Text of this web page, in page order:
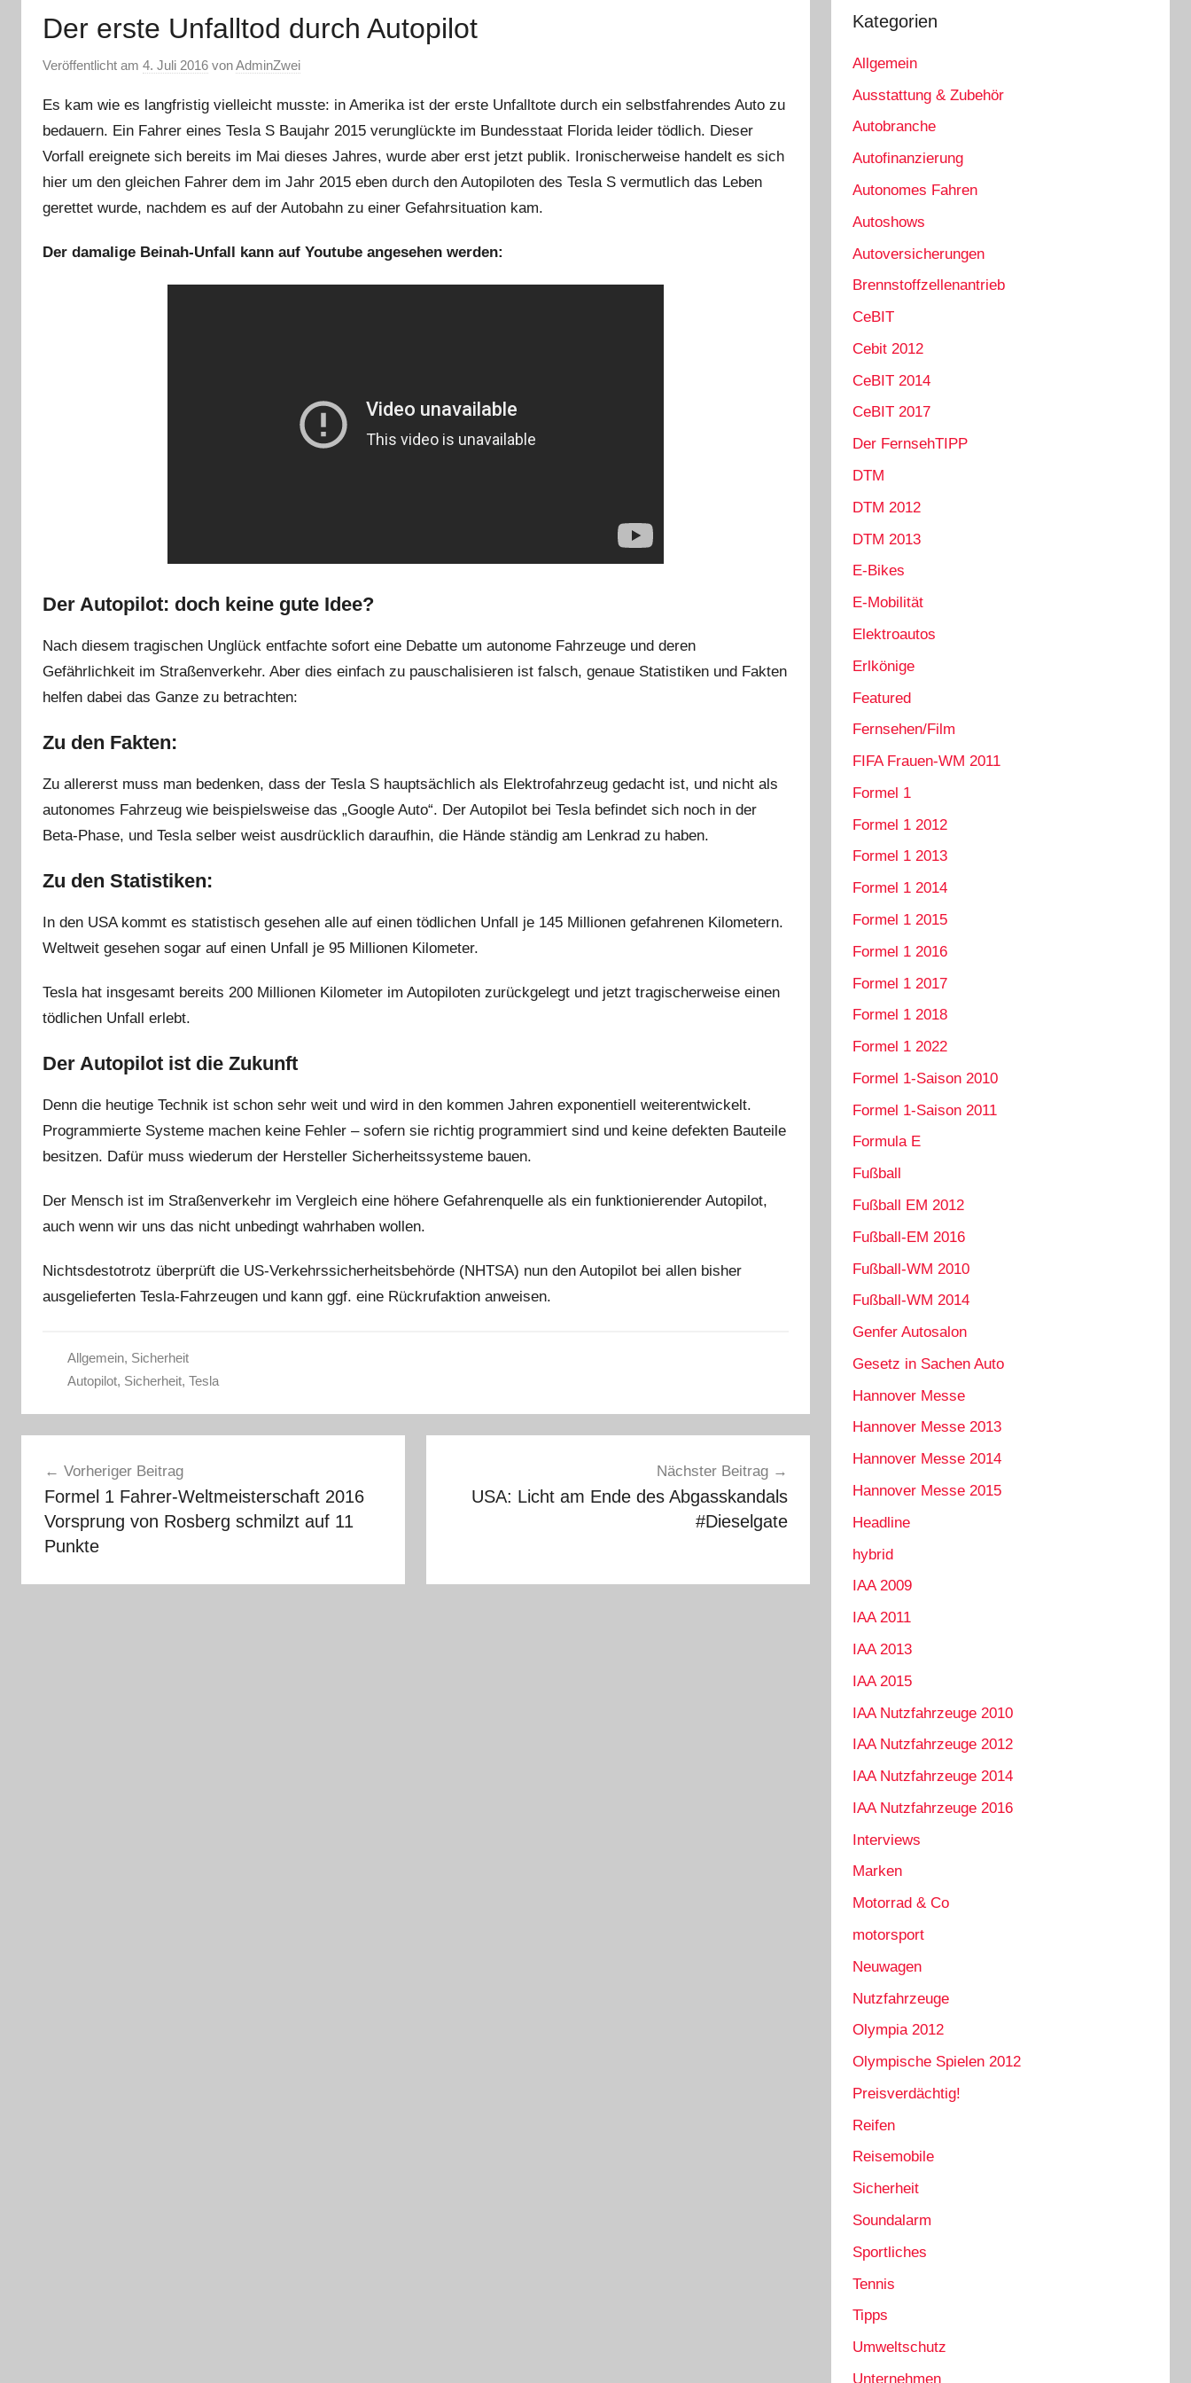
Der erste Unfalltod durch Autopilot
Veröffentlicht am 4. Juli 2016 vonAdminZwei
Es kam wie es langfristig vielleicht musste: in Amerika ist der erste Unfalltote durch ein selbstfahrendes Auto zu
bedauern. Ein Fahrer eines Tesla S Baujahr 2015 verunglückte im Bundesstaat Florida leider tödlich. Dieser
Vorfall ereignete sich bereits im Mai dieses Jahres, wurde aber erst jetzt publik. Ironischerweise handelt es sich
hier um den gleichen Fahrer dem im Jahr 2015 eben durch den Autopiloten des Tesla S vermutlich das Leben
gerettet wurde, nachdem es auf der Autobahn zu einer Gefahrsituation kam.
Der damalige Beinah-Unfall kann auf Youtube angesehen werden:
Der Autopilot: doch keine gute Idee?
Nach diesem tragischen Unglück entfachte sofort eine Debatte um autonome Fahrzeuge und deren
Gefährlichkeit im Straßenverkehr. Aber dies einfach zu pauschalisieren ist falsch, genaue Statistiken und Fakten
helfen dabei das Ganze zu betrachten:
Zu den Fakten:
Zu allererst muss man bedenken, dass der Tesla S hauptsächlich als Elektrofahrzeug gedacht ist, und nicht als
autonomes Fahrzeug wie beispielsweise das „Google Auto“. Der Autopilot bei Tesla befindet sich noch in der
Beta-Phase, und Tesla selber weist ausdrücklich daraufhin, die Hände ständig am Lenkrad zu haben.
Zu den Statistiken:
In den USA kommt es statistisch gesehen alle auf einen tödlichen Unfall je 145 Millionen gefahrenen Kilometern.
Weltweit gesehen sogar auf einen Unfall je 95 Millionen Kilometer.
Tesla hat insgesamt bereits 200 Millionen Kilometer im Autopiloten zurückgelegt und jetzt tragischerweise einen
tödlichen Unfall erlebt.
Der Autopilot ist die Zukunft
Denn die heutige Technik ist schon sehr weit und wird in den kommen Jahren exponentiell weiterentwickelt.
Programmierte Systeme machen keine Fehler – sofern sie richtig programmiert sind und keine defekten Bauteile
besitzen. Dafür muss wiederum der Hersteller Sicherheitssysteme bauen.
Der Mensch ist im Straßenverkehr im Vergleich eine höhere Gefahrenquelle als ein funktionierender Autopilot,
auch wenn wir uns das nicht unbedingt wahrhaben wollen.
Nichtsdestotrotz überprüft die US-Verkehrssicherheitsbehörde (NHTSA) nun den Autopilot bei allen bisher
ausgelieferten Tesla-Fahrzeugen und kann ggf. eine Rückrufaktion anweisen.
Allgemein, Sicherheit
Autopilot, Sicherheit, Tesla
Vorheriger Beitrag
Formel 1 Fahrer-Weltmeisterschaft 2016
Vorsprung von Rosberg schmilzt auf 11
Punkte
Nächster Beitrag
USA: Licht am Ende des Abgasskandals
#Dieselgate
Kategorien
Allgemein
Ausstattung & Zubehör
Autobranche
Autofinanzierung
Autonomes Fahren
Autoshows
Autoversicherungen
Brennstoffzellenantrieb
CeBIT
Cebit 2012
CeBIT 2014
CeBIT 2017
Der FernsehTIPP
DTM
DTM 2012
DTM 2013
E-Bikes
E-Mobilität
Elektroautos
Erlkönige
Featured
Fernsehen/Film
FIFA Frauen-WM 2011
Formel 1
Formel 1 2012
Formel 1 2013
Formel 1 2014
Formel 1 2015
Formel 1 2016
Formel 1 2017
Formel 1 2018
Formel 1 2022
Formel 1-Saison 2010
Formel 1-Saison 2011
Formula E
Fußball
Fußball EM 2012
Fußball-EM 2016
Fußball-WM 2010
Fußball-WM 2014
Genfer Autosalon
Gesetz in Sachen Auto
Hannover Messe
Hannover Messe 2013
Hannover Messe 2014
Hannover Messe 2015
Headline
hybrid
IAA 2009
IAA 2011
IAA 2013
IAA 2015
IAA Nutzfahrzeuge 2010
IAA Nutzfahrzeuge 2012
IAA Nutzfahrzeuge 2014
IAA Nutzfahrzeuge 2016
Interviews
Marken
Motorrad & Co
motorsport
Neuwagen
Nutzfahrzeuge
Olympia 2012
Olympische Spielen 2012
Preisverdächtig!
Reifen
Reisemobile
Sicherheit
Soundalarm
Sportliches
Tennis
Tipps
Umweltschutz
Unternehmen